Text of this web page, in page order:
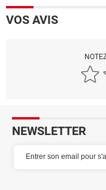
VOS AVIS
NEWSLETTER